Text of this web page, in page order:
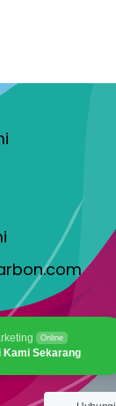
Online
Kami Sekarang